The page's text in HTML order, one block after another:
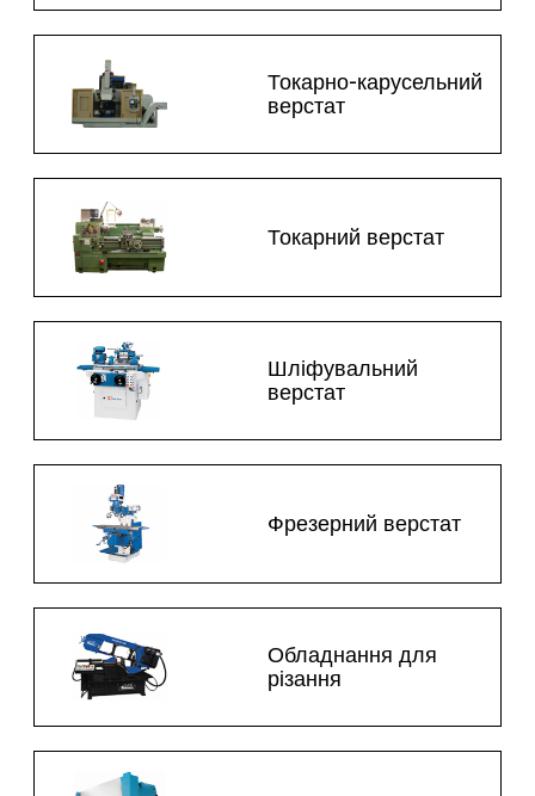
Токарно-карусельний
верстат
Токарний верстат
Шліфувальний
верстат
Фрезерний верстат
Обладнання для
різання